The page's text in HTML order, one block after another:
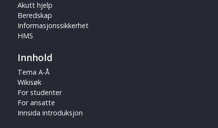
Akutt hjelp
Beredskap
Informasjonssikkerhet
HMS
Innhold
Tema A-Å
Wikisøk
For studenter
For ansatte
Innsida introduksjon